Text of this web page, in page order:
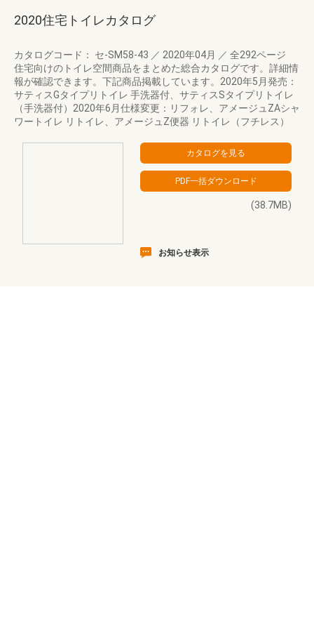
2020住宅トイレカタログ
カタログコード： セ-SM58-43 ／ 2020年04月 ／ 全292ページ
住宅向けのトイレ空間商品をまとめた総合カタログです。詳細情
報が確認できます。下記商品掲載しています。2020年5月発売：
サティスGタイプリトイレ 手洗器付、サティスSタイプリトイレ
（手洗器付）2020年6月仕様変更：リフォレ、アメージュZAシャ
ワートイレ リトイレ、アメージュZ便器 リトイレ（フチレス）
(38.7MB)
お知らせ表示